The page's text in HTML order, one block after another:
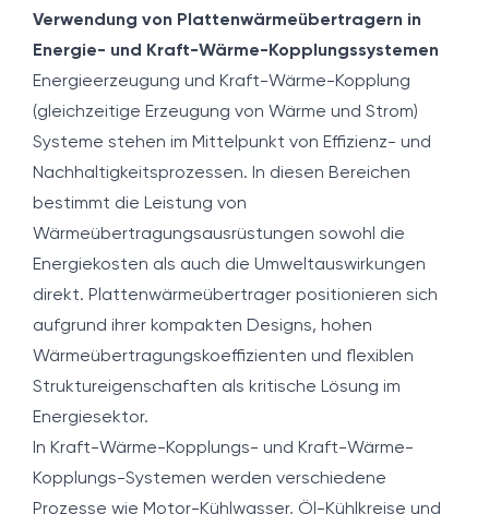
Verwendung von Plattenwärmeübertragern in
Energie- und Kraft-Wärme-Kopplungssystemen
Energieerzeugung und Kraft-Wärme-Kopplung
(gleichzeitige Erzeugung von Wärme und Strom)
Systeme stehen im Mittelpunkt von Effizienz- und
Nachhaltigkeitsprozessen. In diesen Bereichen
bestimmt die Leistung von
Wärmeübertragungsausrüstungen sowohl die
Energiekosten als auch die Umweltauswirkungen
direkt. Plattenwärmeübertrager positionieren sich
aufgrund ihrer kompakten Designs, hohen
Wärmeübertragungskoeffizienten und flexiblen
Struktureigenschaften als kritische Lösung im
Energiesektor.
In Kraft-Wärme-Kopplungs- und Kraft-Wärme-
Kopplungs-Systemen werden verschiedene
Prozesse wie Motor-Kühlwasser, Öl-Kühlkreise und